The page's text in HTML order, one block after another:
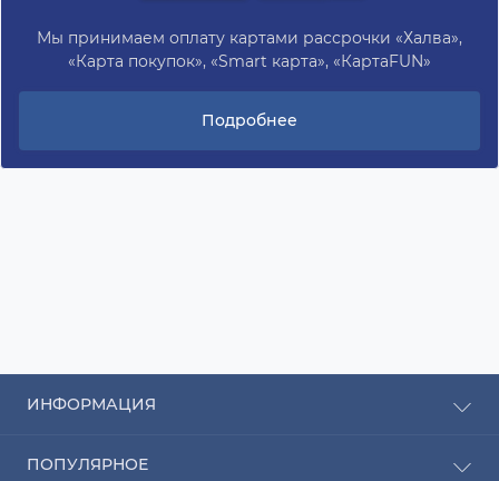
Мы принимаем оплату картами рассрочки «Халва»,
«Карта покупок», «Smart карта», «КартаFUN»
Подробнее
ИНФОРМАЦИЯ
Оплата
ПОПУЛЯРНОЕ